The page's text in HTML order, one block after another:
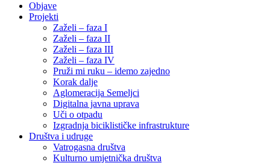
Objave
Projekti
Zaželi – faza I
Zaželi – faza II
Zaželi – faza III
Zaželi – faza IV
Pruži mi ruku – idemo zajedno
Korak dalje
Aglomeracija Semeljci
Digitalna javna uprava
Uči o otpadu
Izgradnja biciklističke infrastrukture
Društva i udruge
Vatrogasna društva
Kulturno umjetnička društva